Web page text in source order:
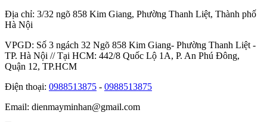
Địa chỉ: 3/32 ngõ 858 Kim Giang, Phường Thanh Liệt, Thành phố
Hà Nội
VPGD: Số 3 ngách 32 Ngõ 858 Kim Giang- Phường Thanh Liệt -
TP. Hà Nội // Tại HCM: 442/8 Quốc Lộ 1A, P. An Phú Đông,
Quận 12, TP.HCM
Điện thoại: 0988513875 - 0988513875
Email: dienmayminhan@gmail.com